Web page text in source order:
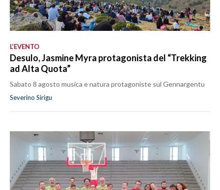
L’EVENTO
Desulo, Jasmine Myra protagonista del “Trekking
ad Alta Quota”
Sabato 8 agosto musica e natura protagoniste sul Gennargentu
Severino Sirigu